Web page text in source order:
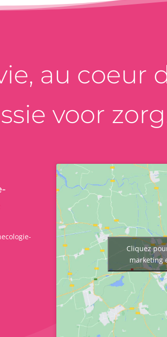
au coeur
voor
Cliquez
marketing